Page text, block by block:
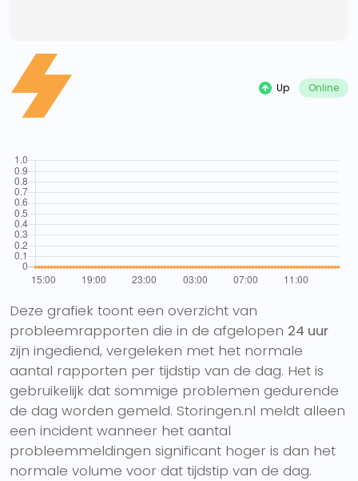
Up Online
Deze grafiek toont een overzicht van
probleemrapporten die in de afgelopen 24 uur
zijn ingediend, vergeleken met het normale
aantal rapporten per tijdstip van de dag. Het is
gebruikelijk dat sommige problemen gedurende
de dag worden gemeld. Storingen.nl meldt alleen
een incident wanneer het aantal
probleemmeldingen significant hoger is dan het
normale volume voor dat tijdstip van de dag.